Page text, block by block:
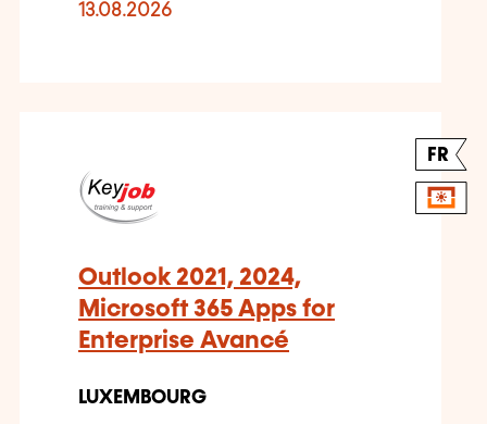
13.08.2026
FR
Outlook 2021, 2024,
Microsoft 365 Apps for
Enterprise Avancé
LUXEMBOURG